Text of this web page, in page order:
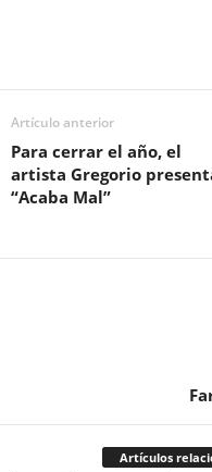
Artículo anterior
Para cerrar el año, el
artista Gregorio
“Acaba Mal”
Artículos